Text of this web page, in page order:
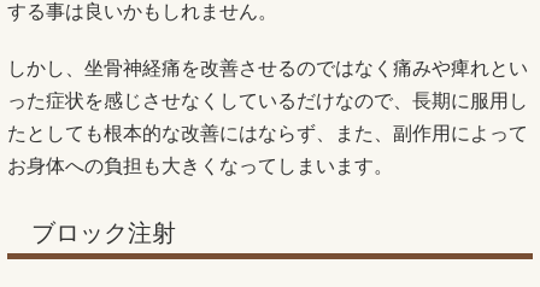
する事は良いかもしれません。
しかし、坐骨神経痛を改善させるのではなく痛みや痺れとい
った症状を感じさせなくしているだけなので、長期に服用し
たとしても根本的な改善にはならず、また、副作用によって
お身体への負担も大きくなってしまいます。
ブロック注射